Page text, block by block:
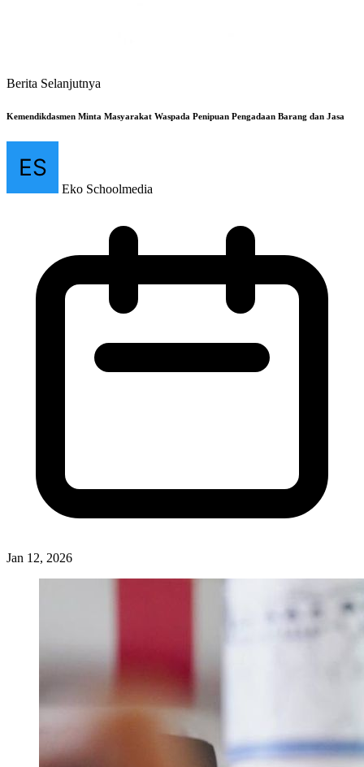
Berita Selanjutnya
Kemendikdasmen Minta Masyarakat Waspada Penipuan Pengadaan Barang dan Jasa
Eko Schoolmedia
Jan 12, 2026